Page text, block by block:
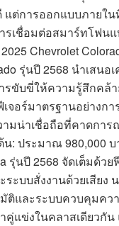
ต่การออกแบบภายใ
รเชื่อมต่อสมาร์ทโฟ
Chevrolet
รุ่นปี 2568 นำเสน
รขับขี่ให้ความรู้สึกคล้
จอร์มาตรฐานอย่างก
มน่าเชื่อถือที่คาดการ
น: ประมาณ 980,000
รุ่นปี 2568 จัดเต็มด้
ระบบสั่งงานด้วยเสีย
ติและระบบควบคุมคว
คู่แข่งในคลาสเดียว